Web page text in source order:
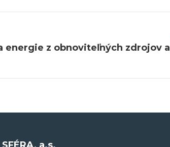
energie z obnoviteľných zdrojov a